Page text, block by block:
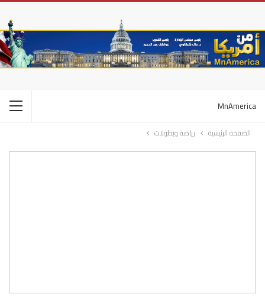
MnAmerica
الصفحة الرئيسية رياضة وبطولات